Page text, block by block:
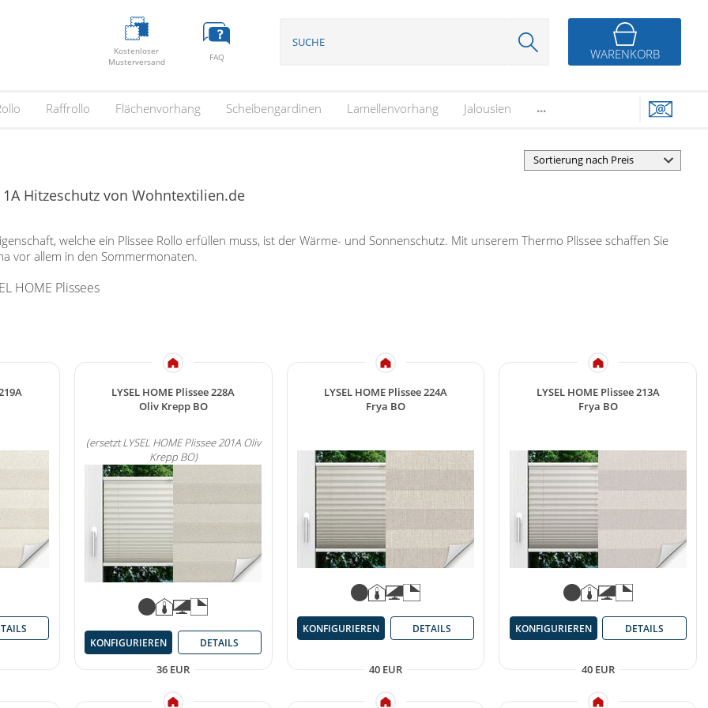
Kostenloser
Musterversand
FAQ WARENKORB
Raffrollo Flächenvorhang Scheibengardinen Lamellenvorhang Jalousien ...
Hitzeschutz von Wohntextilien.de
welche ein Plissee Rollo erfüllen muss, ist der Wärme- und Sonnenschutz. Mit unserem Thermo Plissee schaffen Sie
vor allem in den Sommermonaten.
HOME Plissees
LYSEL HOME Plissee 228A
Oliv Krepp BO
(ersetzt LYSEL HOME Plissee 201A Oliv
Krepp BO)
36 EUR
KONFIGURIEREN DETAILS
LYSEL HOME Plissee 224A
Frya BO
40 EUR
KONFIGURIEREN DETAILS
LYSEL HOME Plissee 213A
Frya BO
40 EUR
KONFIGURIEREN DETAILS